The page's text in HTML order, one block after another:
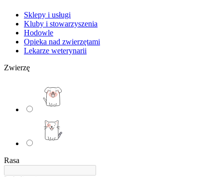
Sklepy i usługi
Kluby i stowarzyszenia
Hodowle
Opieka nad zwierzętami
Lekarze weterynarii
Zwierzę
Rasa